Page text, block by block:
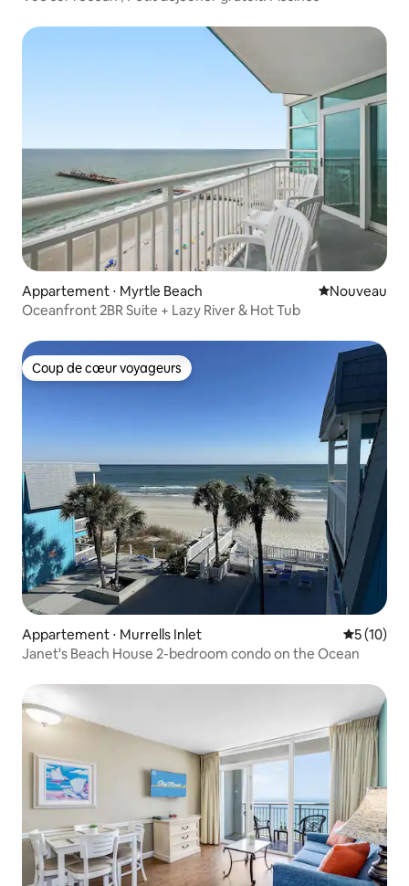
Appartement ⋅ Myrtle Beach Nouvel
Nouveau
Oceanfront 2BR Suite + Lazy River & Hot Tub
Coup de cœur voyageurs
Coup de cœur voyageurs
Appartement ⋅ Murrells Inlet
5 (10)
Janet's Beach House 2-bedroom condo on the Ocean